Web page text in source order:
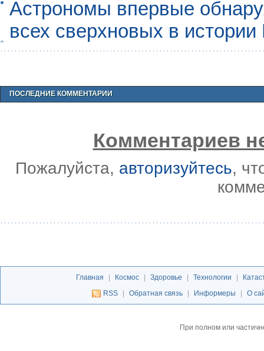
Астрономы впервые
всех сверхновых в
ПОСЛЕДНИЕ КОММЕНТАРИИ
Комментариев
Пожалуйста, авторизуйтесь,
Главная Космос Здоровье Технологии
RSS
Обратная связь Информеры О
При полном или